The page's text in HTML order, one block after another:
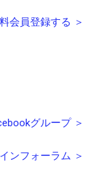
会員登録する ＞
グループ ＞
ンフォーラム ＞